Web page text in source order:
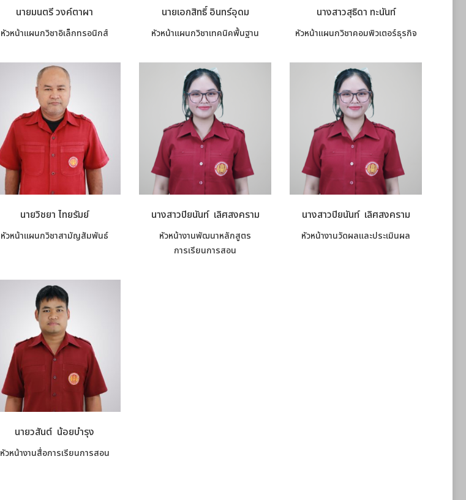
นายมนตรี วงค์ตาผา
หัวหน้าแผนกวิชาอิเล็กทรอนิกส์
นายเอกสิทธิ์ อินทร์อุดม
หัวหน้าแผนกวิชาเทคนิคพื้นฐาน
นางสาวสุธิดา ทะนันท์
หัวหน้าแผนกวิชาคอมพิวเตอร์ธุรกิจ
นายวิชยา ไทยรัมย์
หัวหน้าแผนกวิชาสามัญสัมพันธ์
นางสาวปิยนันท์ เลิศสงคราม
หัวหน้างานพัฒนาหลักสูตร
การเรียนการสอน
นางสาวปิยนันท์ เลิศสงคราม
หัวหน้างานวัดผลและประเมินผล
นายวสันต์ น้อยบำรุง
หัวหน้างานสื่อการเรียนการสอน